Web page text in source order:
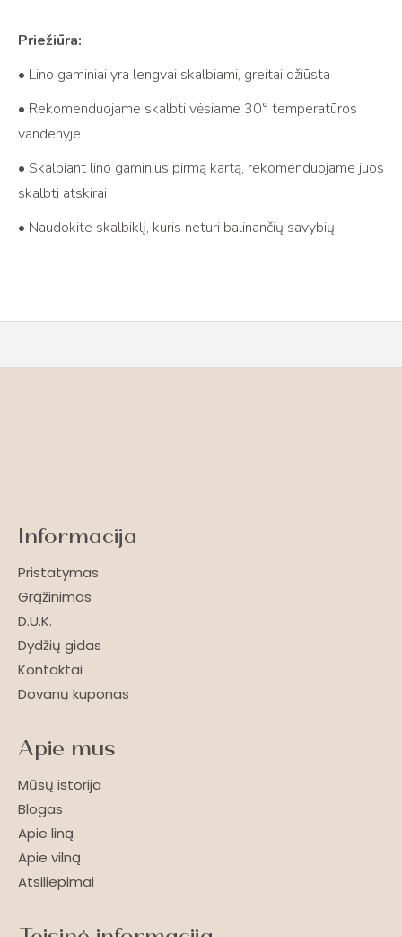
Priežiūra:
• Lino gaminiai yra lengvai skalbiami, greitai džiūsta
• Rekomenduojame skalbti vėsiame 30° temperatūros
vandenyje
• Skalbiant lino gaminius pirmą kartą, rekomenduojame juos
skalbti atskirai
• Naudokite skalbiklį, kuris neturi balinančių savybių
Informacija
Pristatymas
Grąžinimas
D.U.K.
Dydžių gidas
Kontaktai
Dovanų kuponas
Apie mus
Mūsų istorija
Blogas
Apie liną
Apie vilną
Atsiliepimai